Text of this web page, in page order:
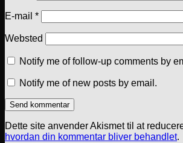
E-mail *
Websted
Notify me of follow-up comments by
Notify me of new posts by email.
Dette site anvender Akismet til at
hvordan din kommentar bliver behandlet.